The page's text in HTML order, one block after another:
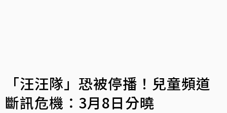
「汪汪隊」恐被停播！兒童頻道
斷訊危機：3月8日分曉